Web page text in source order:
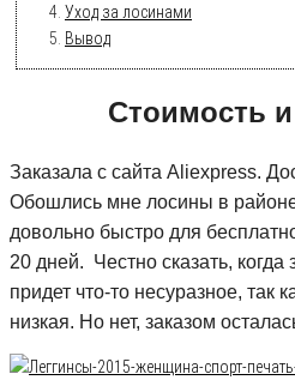
Уход за лосинами
Вывод
Стоимость
Заказала с сайта Aliexpress.
Обошлись мне лосины в
довольно быстро для
20 дней. Честно сказать,
придет что-то несуразное, так
низкая. Но нет, заказом